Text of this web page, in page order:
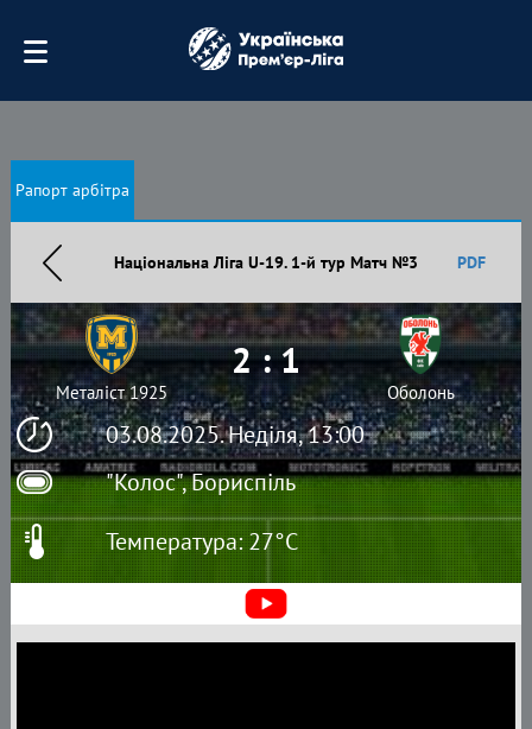
Рапорт арбітра
Національна Ліга U-19. 1-й тур Матч №3 PDF
03.08.2025. Неділя, 13:00
"Колос", Бориспіль
Металіст 1925
2 : 1
Оболонь
Температура: 27°C